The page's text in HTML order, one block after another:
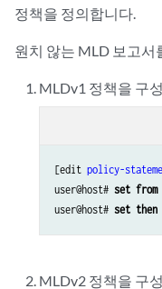
정책을 정의합니다.
원치 않는 MLD 보고서
MLDv1 정책을 구
[edit policy-
user@host# set
user@host# set
MLDv2 정책을 구